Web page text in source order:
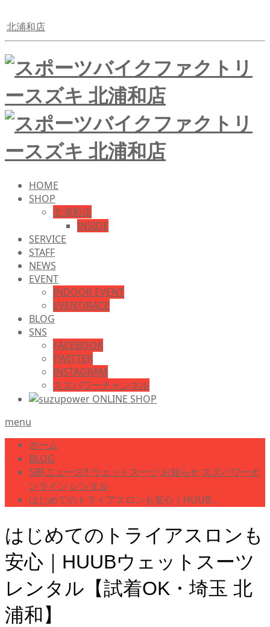
北浦和店
HOME
SHOP
北浦和店
INSIDE
SERVICE
STAFF
NEWS
EVENT
INDOOR EVENT
EVENT/RACE
BLOG
SNS
FACEBOOK
TWITTER
INSTAGRAM
スズパワーチャンネル
menu
ホーム
BLOG
SBFニュース!! ウェットスーツ お知らせ スズパワーオ
ンライン レンタル
はじめてのトライアスロンも安心｜HUUB…
はじめてのトライアスロンも
安心｜HUUBウェットスーツ
レンタル【試着OK・埼玉 北
浦和】